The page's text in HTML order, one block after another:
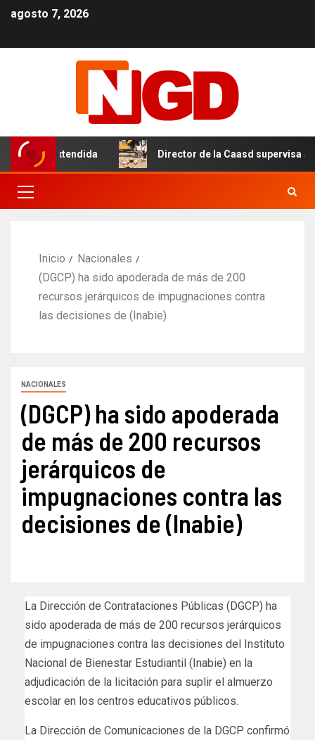
agosto 7, 2026
extendida Director de la Caasd supervisa avance
Inicio
Nacionales
(DGCP) ha sido apoderada de más de 200
recursos jerárquicos de impugnaciones contra
las decisiones de (Inabie)
NACIONALES
(DGCP) ha sido apoderada
de más de 200 recursos
jerárquicos de
impugnaciones contra las
decisiones de (Inabie)
La Dirección de Contrataciones Públicas (DGCP) ha
sido apoderada de más de 200 recursos jerárquicos
de impugnaciones contra las decisiones del Instituto
Nacional de Bienestar Estudiantil (Inabie) en la
adjudicación de la licitación para suplir el almuerzo
escolar en los centros educativos públicos.
La Dirección de Comunicaciones de la DGCP confirmó